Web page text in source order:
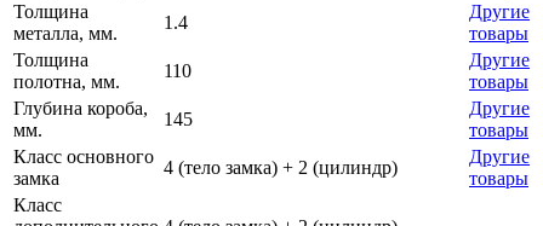
Толщина
металла, мм.
1.4
Другие
товары
Толщина
полотна, мм.
110
Другие
товары
Глубина короба,
мм.
145
Другие
товары
Класс основного
замка
4 (тело замка) + 2 (цилиндр)
Другие
товары
Класс